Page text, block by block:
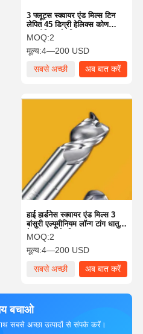
3 फ्लूट्स स्क्वायर एंड मिल्स टिन
लेपित 45 डिग्री हेलिक्स कोण
एल्यूमीनियम के लिए
MOQ:2
मूल्य:4—200 USD
सबसे अच्छी
अब बात करें
हाई हार्डनेस स्क्वायर एंड मिल्स 3
बांसुरी एल्यूमीनियम लॉन्ग टांग धातु
के संचालन के लिए
MOQ:2
मूल्य:4—200 USD
सबसे अच्छी
अब बात करें
बचाओ
सबसे अच्छा उत्पादों से संपर्क करें।